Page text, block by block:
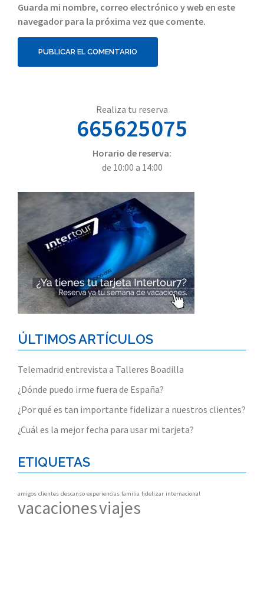
Guarda mi nombre, correo electrónico y web en este
navegador para la próxima vez que comente.
Realiza tu reserva
665625075
Horario de reserva:
de 10:00 a 14:00
ÚLTIMOS ARTÍCULOS
Telemadrid entrevista a Talleres Boadilla
¿Dónde puedo irme fuera de España?
¿Por qué es tan importante fidelizar a nuestros clientes?
¿Cuál es la mejor fecha para usar mi tarjeta?
ETIQUETAS
amigos clientes descanso experiencias familia fidelizar internacional
vacacionesviajes